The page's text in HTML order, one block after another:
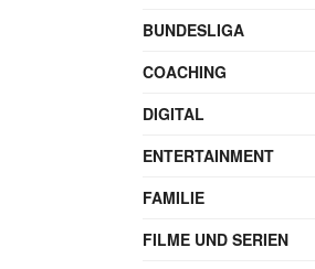
BUNDESLIGA
COACHING
DIGITAL
ENTERTAINMENT
FAMILIE
FILME UND SERIEN